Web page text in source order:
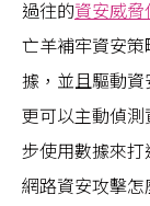
過往的資安威脅
亡羊補牢資安
據，並且驅動資
更可以主動偵
步使用數據來
網路資安攻擊